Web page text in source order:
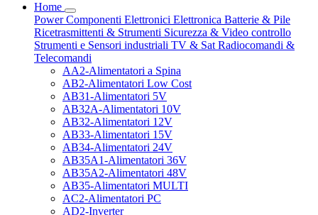
Home
PowerComponenti Elettronici Elettronica Batterie & Pile
Ricetrasmittenti & Strumenti Sicurezza & Video controllo
Strumenti e Sensori industriali TV & Sat Radiocomandi &
Telecomandi
AA2-Alimentatori a Spina
AB2-Alimentatori Low Cost
AB31-Alimentatori 5V
AB32A-Alimentatori 10V
AB32-Alimentatori 12V
AB33-Alimentatori 15V
AB34-Alimentatori 24V
AB35A1-Alimentatori 36V
AB35A2-Alimentatori 48V
AB35-Alimentatori MULTI
AC2-Alimentatori PC
AD2-Inverter